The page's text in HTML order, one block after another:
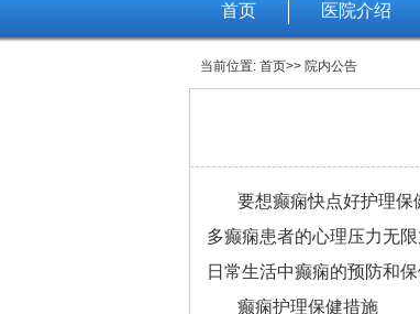
首页 医院介绍
当前位置: 首页>> 院内公告
要想癫痫快点好护理保
多癫痫患者的心理压力无
日常生活中癫痫的预防和
癫痫护理保健措施